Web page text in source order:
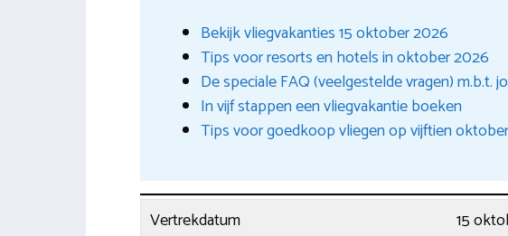
Bekijk vliegvakanties 15 oktober 2026
Tips voor resorts en hotels in oktober 2026
De speciale FAQ (veelgestelde vragen) m.b.t.
In vijf stappen een vliegvakantie boeken
Tips voor goedkoop vliegen op vijftien oktober
Vertrekdatum
15